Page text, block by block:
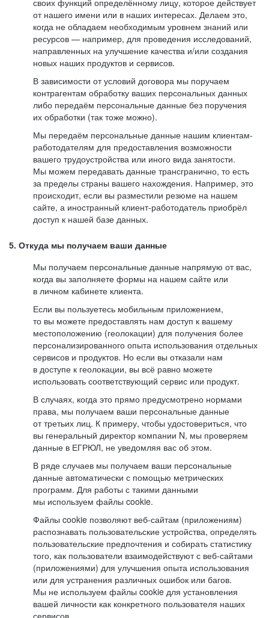
своих функций определённому лицу, которое действует
от нашего имени или в наших интересах. Делаем это,
когда не обладаем необходимым уровнем знаний или
ресурсов — например, для проведения исследований,
направленных на улучшение качества и/или создания
новых наших продуктов и сервисов.
В зависимости от условий договора мы поручаем
контрагентам обработку ваших персональных данных
либо передаём персональные данные без поручения
их обработки (так тоже можно).
Мы передаём персональные данные нашим клиентам-
работодателям для предоставления возможности
вашего трудоустройства или иного вида занятости.
Мы можем передавать данные трансгранично, то есть
за пределы страны вашего нахождения. Например, это
происходит, если вы разместили резюме на нашем
сайте, а иностранный клиент-работодатель приобрёл
доступ к нашей базе данных.
5. Откуда мы получаем ваши данные
Мы получаем персональные данные напрямую от вас,
когда вы заполняете формы на нашем сайте или
в личном кабинете клиента.
Если вы пользуетесь мобильным приложением,
то вы можете предоставлять нам доступ к вашему
местоположению (геолокации) для получения более
персонализированного опыта использования отдельных
сервисов и продуктов. Но если вы отказали нам
в доступе к геолокации, вы всё равно можете
использовать соответствующий сервис или продукт.
В случаях, когда это прямо предусмотрено нормами
права, мы получаем ваши персональные данные
от третьих лиц. К примеру, чтобы удостовериться, что
вы генеральный директор компании N, мы проверяем
данные в ЕГРЮЛ, не уведомляя вас об этом.
В ряде случаев мы получаем ваши персональные
данные автоматически с помощью метрических
программ. Для работы с такими данными
мы используем файлы cookie.
Файлы cookie позволяют веб-сайтам (приложениям)
распознавать пользовательские устройства, определять
пользовательские предпочтения и собирать статистику
того, как пользователи взаимодействуют с веб-сайтами
(приложениями) для улучшения опыта использования
или для устранения различных ошибок или багов.
Мы не используем файлы cookie для установления
вашей личности как конкретного пользователя наших
сервисов.